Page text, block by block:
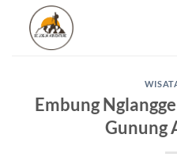
content
Embung
Gunung